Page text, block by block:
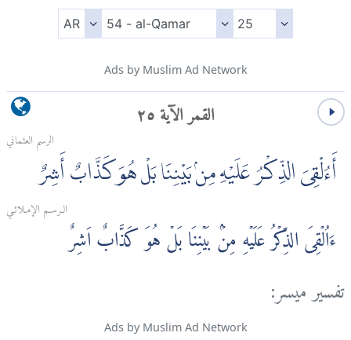
Ads by Muslim Ad Network
القمر الآية ٢٥
الرسم العثماني
أَءُلْقِىَ الذِّكْرُ عَلَيْهِ مِنۢ بَيْنِنَا بَلْ هُوَ كَذَّابٌ أَشِرٌ
الـرسـم الإمـلائـي
ءَاُلۡقِىَ الذِّكۡرُ عَلَيۡهِ مِنۡۢ بَيۡنِنَا بَلۡ هُوَ كَذَّابٌ اَشِرٌ‏
تفسير ميسر:
Ads by Muslim Ad Network